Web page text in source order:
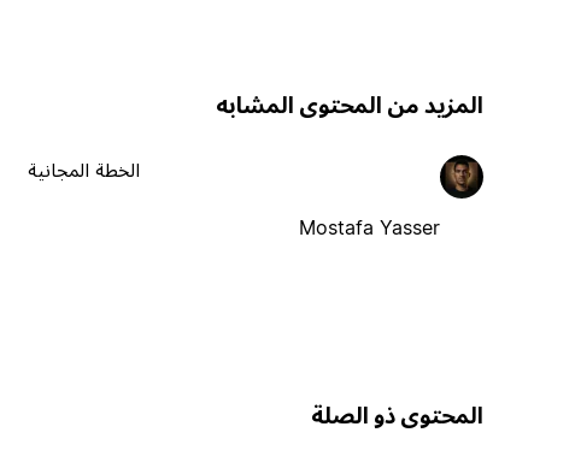
المزيد من المحتوى المشابه
Mostafa Yasser
الخطة المجانية
المحتوى ذو الصلة